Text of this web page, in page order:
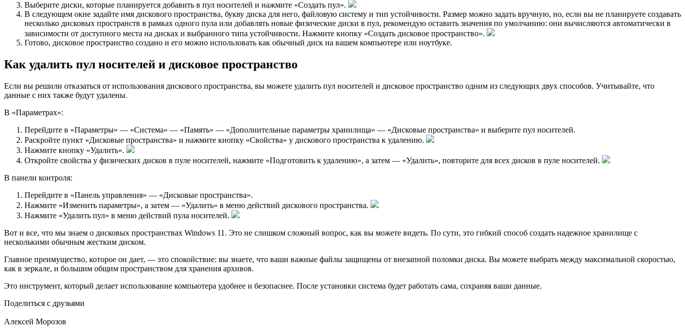
Выберите диски, которые планируется добавить в пул носителей и нажмите «Создать пул».
В следующем окне задайте имя дискового пространства, букву диска для него, файловую систему и тип устойчивости. Размер можно задать вручную, но, если вы не планируете создавать
несколько дисковых пространств в рамках одного пула или добавлять новые физические диски в пул, рекомендую оставить значения по умолчанию: они вычисляются автоматически в
зависимости от доступного места на дисках и выбранного типа устойчивости. Нажмите кнопку «Создать дисковое пространство».
Готово, дисковое пространство создано и его можно использовать как обычный диск на вашем компьютере или ноутбуке.
Как удалить пул носителей и дисковое пространство
Если вы решили отказаться от использования дискового пространства, вы можете удалить пул носителей и дисковое пространство одним из следующих двух способов. Учитывайте, что
данные с них также будут удалены.
В «Параметрах»:
Перейдите в «Параметры» — «Система» — «Память» — «Дополнительные параметры хранилища» — «Дисковые пространства» и выберите пул носителей.
Раскройте пункт «Дисковые пространства» и нажмите кнопку «Свойства» у дискового пространства к удалению.
Нажмите кнопку «Удалить».
Откройте свойства у физических дисков в пуле носителей, нажмите «Подготовить к удалению», а затем — «Удалить», повторите для всех дисков в пуле носителей.
В панели контроля:
Перейдите в «Панель управления» — «Дисковые пространства».
Нажмите «Изменить параметры», а затем — «Удалить» в меню действий дискового пространства.
Нажмите «Удалить пул» в меню действий пула носителей.
Вот и все, что мы знаем о дисковых пространствах Windows 11. Это не слишком сложный вопрос, как вы можете видеть. По сути, это гибкий способ создать надежное хранилище с
несколькими обычным жестким диском.
Главное преимущество, которое он дает, — это спокойствие: вы знаете, что ваши важные файлы защищены от внезапной поломки диска. Вы можете выбрать между максимальной скоростью,
как в зеркале, и большим общим пространством для хранения архивов.
Это инструмент, который делает использование компьютера удобнее и безопаснее. После установки система будет работать сама, сохраняя ваши данные.
Поделиться с друзьями
Алексей Морозов